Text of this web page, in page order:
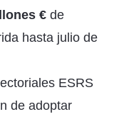
€ de
hasta julio de
ESRS
de adoptar